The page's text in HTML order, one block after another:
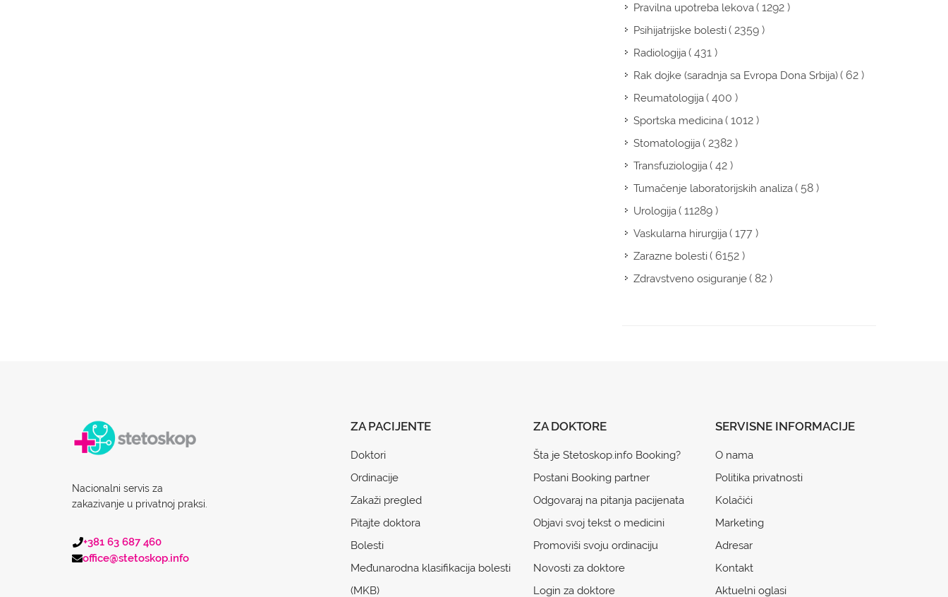
Pravilna upotreba lekova( 1292 )
Psihijatrijske bolesti( 2359 )
Radiologija( 431 )
Rak dojke (saradnja sa Evropa Dona Srbija)( 62 )
Reumatologija( 400 )
Sportska medicina( 1012 )
Stomatologija( 2382 )
Transfuziologija( 42 )
Tumačenje laboratorijskih analiza( 58 )
Urologija( 11289 )
Vaskularna hirurgija( 177 )
Zarazne bolesti( 6152 )
Zdravstveno osiguranje( 82 )
Nacionalni servis za
zakazivanje u privatnoj praksi.
+381 63 687 460
office@stetoskop.info
ZA PACIJENTE
Doktori
Ordinacije
Zakaži pregled
Pitajte doktora
Bolesti
Međunarodna klasifikacija bolesti
(MKB)
ZA DOKTORE
Šta je Stetoskop.info Booking?
Postani Booking partner
Odgovaraj na pitanja pacijenata
Objavi svoj tekst o medicini
Promoviši svoju ordinaciju
Novosti za doktore
Login za doktore
SERVISNE INFORMACIJE
O nama
Politika privatnosti
Kolačići
Marketing
Adresar
Kontakt
Aktuelni oglasi